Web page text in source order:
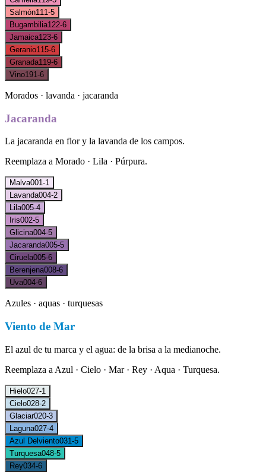
Salmón111-5
Bugambilia122-6
Jamaica123-6
Geranio115-6
Granada119-6
Vino191-6
Morados · lavanda · jacaranda
Jacaranda
La jacaranda en flor y la lavanda de los campos.
Reemplaza a Morado · Lila · Púrpura.
Malva001-1
Lavanda004-2
Lila005-4
Iris002-5
Glicina004-5
Jacaranda005-5
Ciruela005-6
Berenjena008-6
Uva004-6
Azules · aquas · turquesas
Viento de Mar
El azul de tu marca y el agua: de la brisa a la medianoche.
Reemplaza a Azul · Cielo · Mar · Rey · Aqua · Turquesa.
Hielo027-1
Cielo028-2
Glaciar020-3
Laguna027-4
Azul Delviento031-5
Turquesa048-5
Rey034-6